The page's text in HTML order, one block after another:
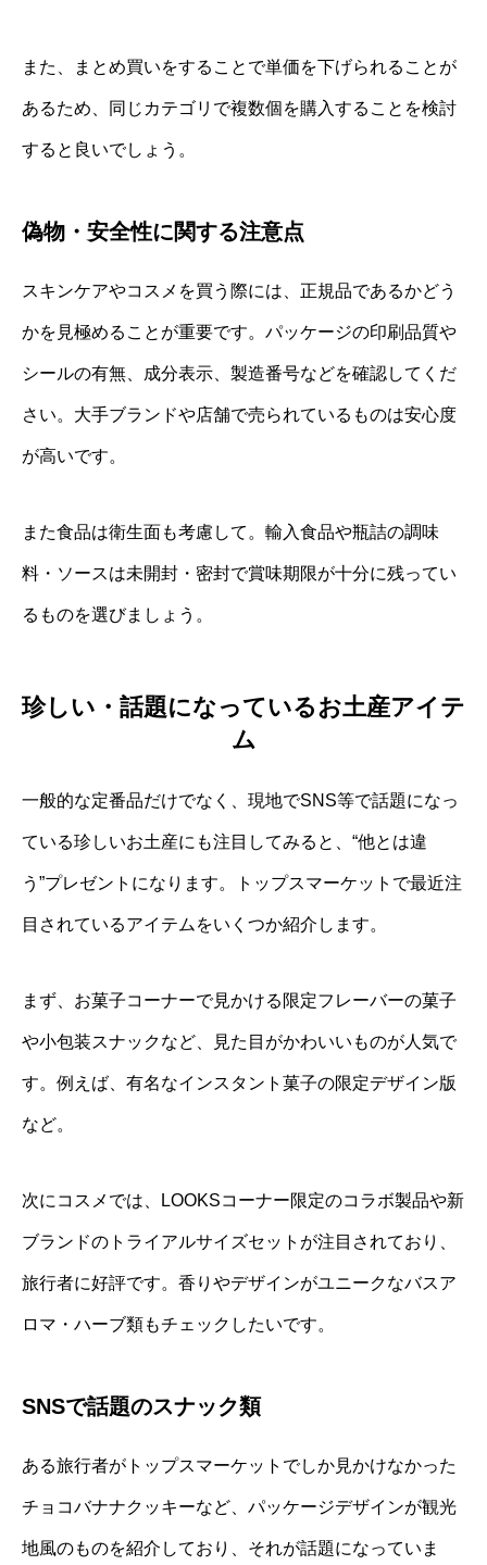
また、まとめ買いをすることで単価を下げられることが
あるため、同じカテゴリで複数個を購入することを検討
すると良いでしょう。
偽物・安全性に関する注意点
スキンケアやコスメを買う際には、正規品であるかどう
かを見極めることが重要です。パッケージの印刷品質や
シールの有無、成分表示、製造番号などを確認してくだ
さい。大手ブランドや店舗で売られているものは安心度
が高いです。
また食品は衛生面も考慮して。輸入食品や瓶詰の調味
料・ソースは未開封・密封で賞味期限が十分に残ってい
るものを選びましょう。
珍しい・話題になっているお土産アイテ
ム
一般的な定番品だけでなく、現地でSNS等で話題になっ
ている珍しいお土産にも注目してみると、“他とは違
う”プレゼントになります。トップスマーケットで最近注
目されているアイテムをいくつか紹介します。
まず、お菓子コーナーで見かける限定フレーバーの菓子
や小包装スナックなど、見た目がかわいいものが人気で
す。例えば、有名なインスタント菓子の限定デザイン版
など。
次にコスメでは、LOOKSコーナー限定のコラボ製品や新
ブランドのトライアルサイズセットが注目されており、
旅行者に好評です。香りやデザインがユニークなバスア
ロマ・ハーブ類もチェックしたいです。
SNSで話題のスナック類
ある旅行者がトップスマーケットでしか見かけなかった
チョコバナナクッキーなど、パッケージデザインが観光
地風のものを紹介しており、それが話題になっていま